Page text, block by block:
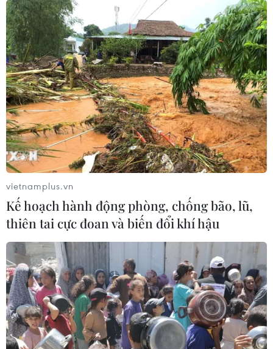
vietnamplus.vn
Kế hoạch hành động phòng, chống bão, lũ,
thiên tai cực đoan và biến đổi khí hậu